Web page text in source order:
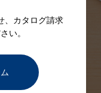
、カタログ請求
い。